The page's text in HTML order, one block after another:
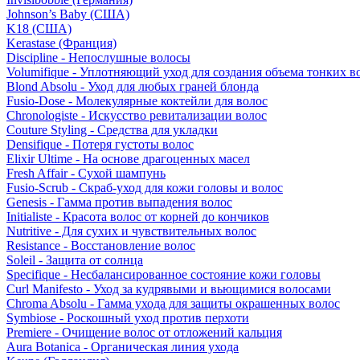
Johnson’s Baby (США)
K18 (США)
Kerastase (Франция)
Discipline - Непослушные волосы
Volumifique - Уплотняющий уход для создания объема тонких
Blond Absolu - Уход для любых граней блонда
Fusio-Dose - Молекулярные коктейли для волос
Chronologiste - Искусство ревитализации волос
Couture Styling - Средства для укладки
Densifique - Потеря густоты волос
Elixir Ultime - На основе драгоценных масел
Fresh Affair - Сухой шампунь
Fusio-Scrub - Скраб-уход для кожи головы и волос
Genesis - Гамма против выпадения волос
Initialiste - Красота волос от корней до кончиков
Nutritive - Для сухих и чувствительных волос
Resistance - Восстановление волос
Soleil - Защита от солнца
Specifique - Несбалансированное состояние кожи головы
Curl Manifesto - Уход за кудрявыми и вьющимися волосами
Chroma Absolu - Гамма ухода для защиты окрашенных волос
Symbiose - Роскошный уход против перхоти
Premiere - Очищение волос от отложений кальция
Aura Botanica - Органическая линия ухода